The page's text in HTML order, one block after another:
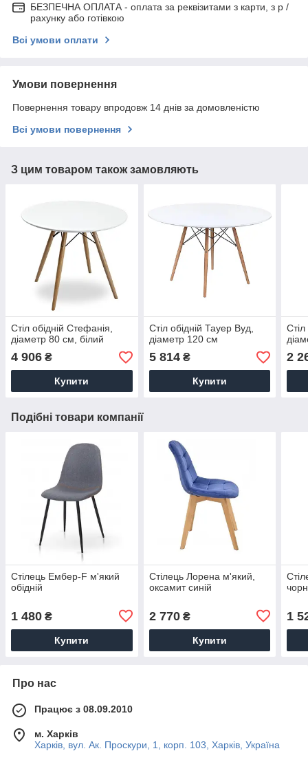
БЕЗПЕЧНА ОПЛАТА - оплата за реквізитами з карти, з р /
рахунку або готівкою
Всі умови оплати
Умови повернення
Повернення товару впродовж 14 днів за домовленістю
Всі умови повернення
З цим товаром також замовляють
Стіл обідній Стефанія,
діаметр 80 см, білий
4 906 ₴
Купити
Стіл обідній Тауер Вуд,
діаметр 120 см
5 814₴
Купити
2
Подібні товари компанії
Стілець Ембер-F м'який
обідній
1 480 ₴
Купити
Стілець Лорена м'який,
оксамит синій
2 770₴
Купити
1
Про нас
Працює з 08.09.2010
м. Харків
Харків, вул. Ак. Проскури, 1, корп. 103, Харків, Україна